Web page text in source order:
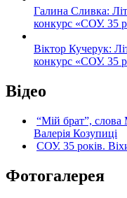
Галина Сливка:
конкурс «СОУ. 35
Віктор Кучерук:
конкурс «СОУ. 35
Відео
“Мій брат”,
Валерія Козупиці
СОУ. 35 років. Віхи
Фотогалерея